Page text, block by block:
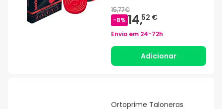
15,77€
-8% 14,52 €
Envio em 24-72h
Adicionar
Ortoprime Taloneras